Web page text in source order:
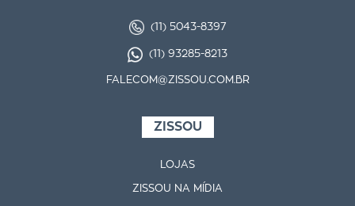
(11) 5043-8397
(11) 93285-8213
FALECOM@ZISSOU.COM.BR
ZISSOU
LOJAS
ZISSOU NA MÍDIA